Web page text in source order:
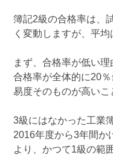
簿記2級の合格率は、
く変動しますが、平均
まず、合格率が低い
合格率が全体的に20
易度そのものが高いこ
3級にはなかった工業
2016年度から3年間か
より、かつて1級の範